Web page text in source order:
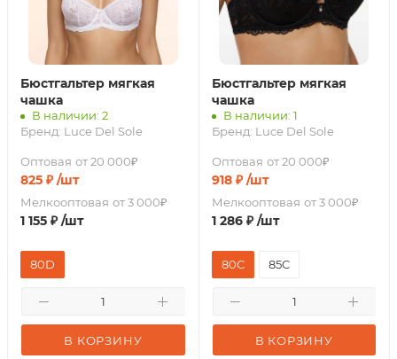
Бюстгальтер мягкая
чашка
В наличии: 2
Бренд: Luce Del Sole
Оптовая от 20 000₽
825 ₽ /шт
Мелкооптовая от 3 000₽
1 155 ₽ /шт
В КОРЗИНУ
80D
Бюстгальтер мягкая
чашка
В наличии: 1
Бренд: Luce Del Sole
Оптовая от 20 000₽
918₽ /шт
Мелкооптовая от 3 000₽
1 286₽ /шт
В КОРЗИНУ
80C 85C